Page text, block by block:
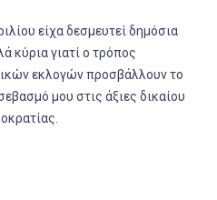
είχα δεσμευτεί δημόσια
κύρια γιατί ο τρόπος
εκλογών προσβάλλουν το
μου στις άξιες δικαίου